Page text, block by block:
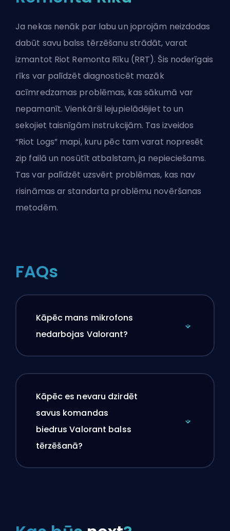
Ja nekas nenāk par labu un joprojām neizdodas
dabūt savu balss tērzēšanu strādāt, varat
izmantot Riot Remonta Rīku (RRT). Šis noderīgais
rīks var palīdzēt diagnosticēt mazāk
acīmredzamas problēmas, kas sākumā var
nepamanīt. Vienkārši lejupielādējiet to un
sekojiet taisnīgām instrukcijām. Tas izveidos
“Riot Logs” mapi, kuru pēc tam varat nopresēt
zip failā un nosūtīt atbalstam, ja nepieciešams.
Tas var palīdzēt uzsvērt problēmas, kas nav
risināmas ar standarta problēmu novēršanas
metodēm.
FAQs
Kāpēc mans mikrofons
nedarbojas Valorant?
Kāpēc es nevaru dzirdēt
savus komandas
biedrus Valorant balss
tērzēšanā?